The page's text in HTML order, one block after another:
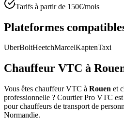
Tarifs à partir de 150€/mois
Plateformes
UberBoltHeetchMarcelKaptenTaxi
Chauffeur VTC à
Vous êtes chauffeur VTC à Rouen et
professionnelle ? Courtier Pro VTC
pour chauffeurs de transport de
Normandie.